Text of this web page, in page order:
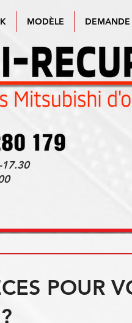
MODÈLE DEMANDE
POUR